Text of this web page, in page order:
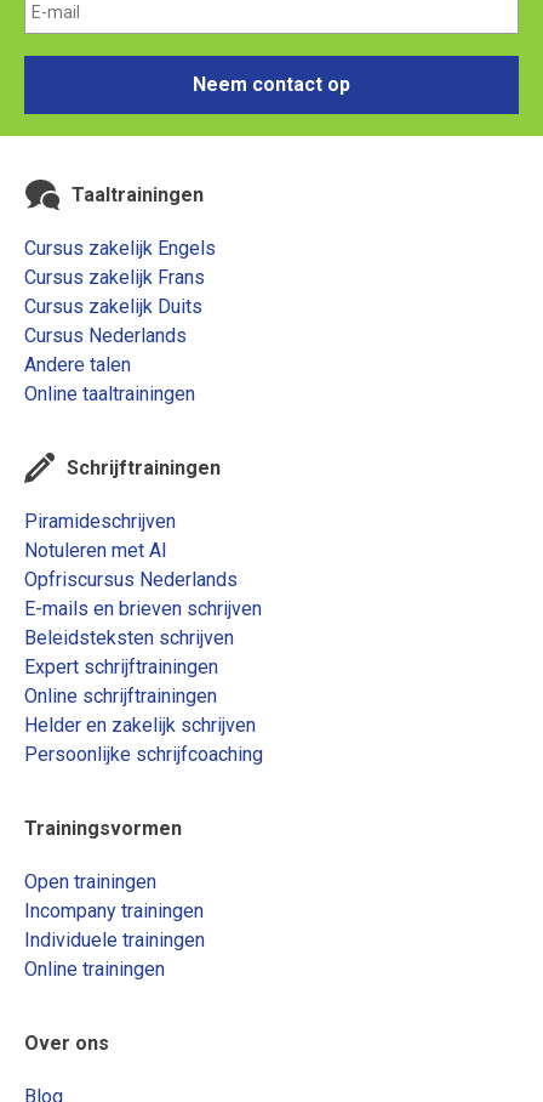
Neem contact op
Taaltrainingen
Cursus zakelijk Engels
Cursus zakelijk Frans
Cursus zakelijk Duits
Cursus Nederlands
Andere talen
Online taaltrainingen
Schrijftrainingen
Piramideschrijven
Notuleren met AI
Opfriscursus Nederlands
E-mails en brieven schrijven
Beleidsteksten schrijven
Expert schrijftrainingen
Online schrijftrainingen
Helder en zakelijk schrijven
Persoonlijke schrijfcoaching
Trainingsvormen
Open trainingen
Incompany trainingen
Individuele trainingen
Online trainingen
Over ons
Blog